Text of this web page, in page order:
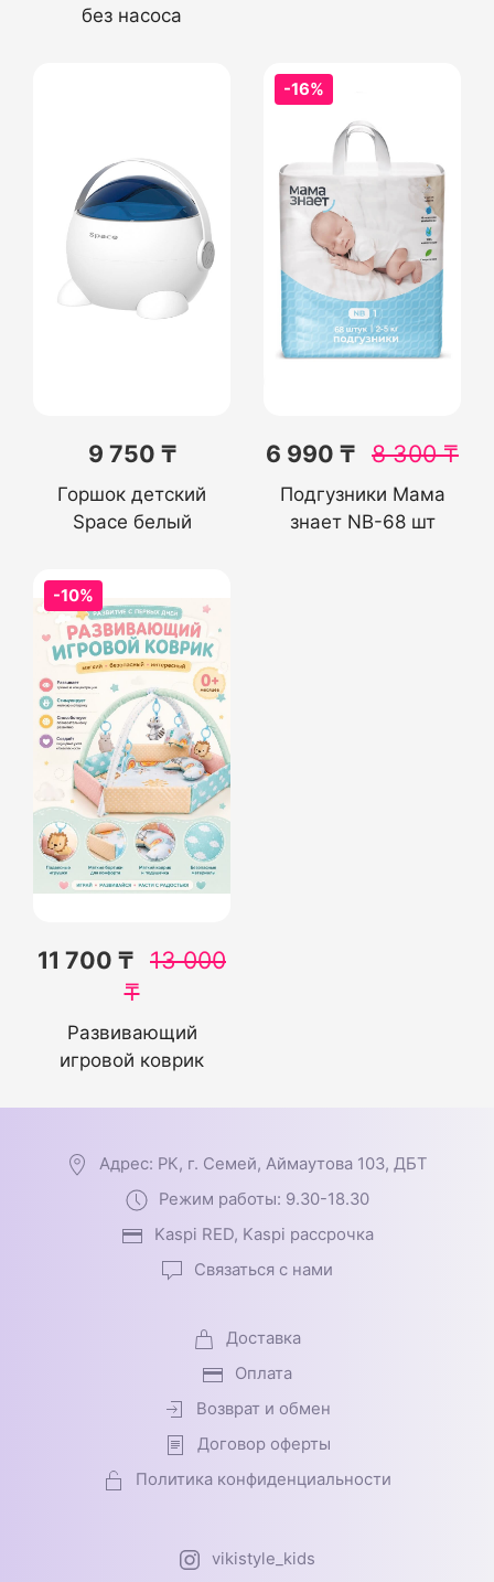
без насоса
9 750 ₸
Горшок детский
Space белый
-16%
6 990 ₸ 8 300₸
Подгузники Мама
знает NB-68 шт
-10%
11 700 ₸ 13 000
₸
Развивающий
игровой коврик
Адрес: РК, г. Семей, Аймаутова 103, ДБТ
Режим работы: 9.30-18.30
Kaspi RED, Kaspi рассрочка
Связаться с нами
Доставка
Оплата
Возврат и обмен
Договор оферты
Политика конфиденциальности
vikistyle_kids